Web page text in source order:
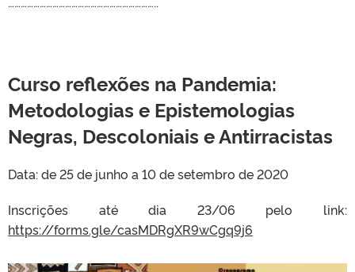
Curso reflexões na Pandemia:
Metodologias e Epistemologias
Negras, Descoloniais e Antirracistas
Data: de 25 de junho a 10 de setembro de 2020
Inscrições até dia 23/06 pelo link:
https://forms.gle/casMDRgXR9wCgq9j6